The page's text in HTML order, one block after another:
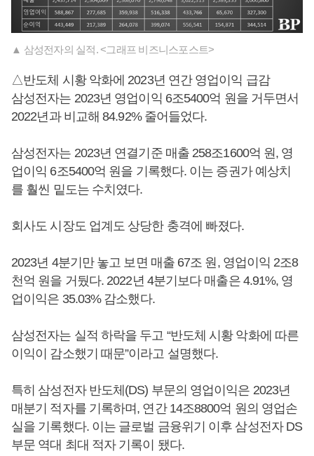
▲ 삼성전자의 실적. <그래프 비즈니스포스트>
△반도체 시황 악화에 2023년 연간 영업이익 급감
삼성전자는 2023년 영업이익 6조5400억 원을 거두면서
2022년과 비교해 84.92% 줄어들었다.
삼성전자는 2023년 연결기준 매출 258조1600억 원, 영
업이익 6조5400억 원을 기록했다. 이는 증권가 예상치
를 훨씬 밑도는 수치였다.
회사도 시장도 업계도 상당한 충격에 빠졌다.
2023년 4분기만 놓고 보면 매출 67조 원, 영업이익 2조8
천억 원을 거뒀다. 2022년 4분기보다 매출은 4.91%, 영
업이익은 35.03% 감소했다.
삼성전자는 실적 하락을 두고 “반도체 시황 악화에 따른
이익이 감소했기 때문”이라고 설명했다.
특히 삼성전자 반도체(DS) 부문의 영업이익은 2023년
매분기 적자를 기록하며, 연간 14조8800억 원의 영업손
실을 기록했다. 이는 글로벌 금융위기 이후 삼성전자 DS
부문 역대 최대 적자 기록이 됐다.